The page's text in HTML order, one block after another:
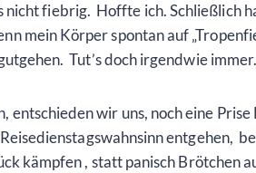
fiebrig. Hoffte ich. Schließlich
mein Körper spontan auf
Tut’s doch irgendwie
wir uns, noch eine
entgehen,
kämpfen , statt panisch Brötchen